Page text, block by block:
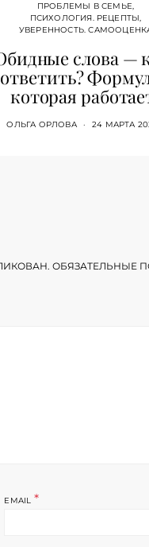
ПРОБЛЕМЫ В СЕМЬЕ
ПСИХОЛОГИЯ. РЕЦЕПТЫ
УВЕРЕННОСТЬ.
слова —
ответить?
которая
ОЛЬГА ОРЛОВА 24 МАРТА
ОБЯЗАТЕЛЬНЫЕ
EMAIL *